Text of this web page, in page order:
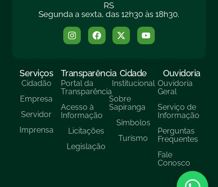
RS
Segunda a sexta, das 12h30 às 18h30.
Serviços
Cidadão
Empresa
Servidor
Imprensa
Transparência
Portal da
Transparência
Acesso à
Informação
Licitações
Legislação
Cidade
Institucional
Sobre
Sapiranga
Símbolos
Turísmo
Ouvidoria
Ouvidoria
Geral
Serviço de
Informação
Perguntas
Frequentes
Fale
Conosco